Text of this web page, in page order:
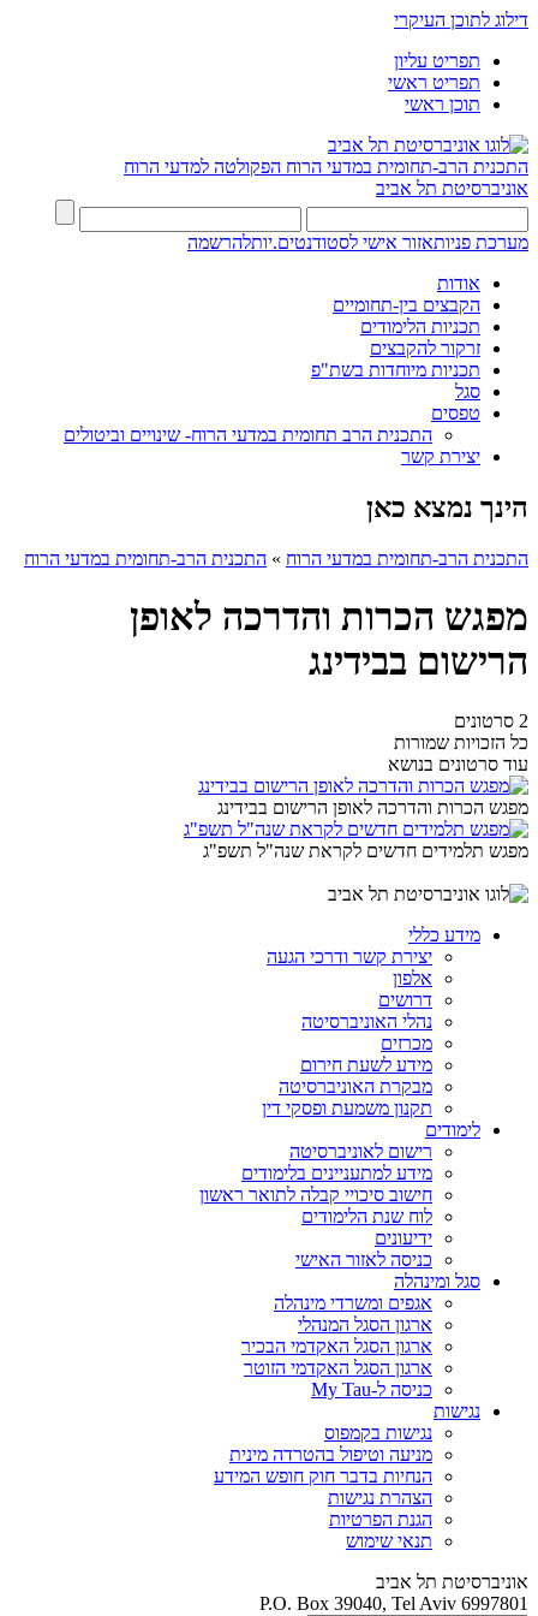
דילוג לתוכן העיקרי
תפריט עליון
תפריט ראשי
תוכן ראשי
התכנית הרב-תחומית במדעי הרוח הפקולטה למדעי הרוח
אוניברסיטת תל אביב
מערכת פניותאזור אישי לסטודנטים.יותלהרשמה
אודות
הקבצים בין-תחומיים
תכניות הלימודים
זרקור להקבצים
תכניות מיוחדות בשת"פ
סגל
טפסים
התכנית הרב תחומית במדעי הרוח- שינויים וביטולים
יצירת קשר
הינך נמצא כאן
התכנית הרב-תחומית במדעי הרוח » התכנית הרב-תחומית במדעי הרוח
מפגש הכרות והדרכה לאופן
הרישום בבידינג
2 סרטונים
כל הזכויות שמורות
עוד סרטונים בנושא
מפגש הכרות והדרכה לאופן הרישום בבידינג
מפגש תלמידים חדשים לקראת שנה"ל תשפ"ג
מידע כללי
יצירת קשר ודרכי הגעה
אלפון
דרושים
נהלי האוניברסיטה
מכרזים
מידע לשעת חירום
מבקרת האוניברסיטה
תקנון משמעת ופסקי דין
לימודים
רישום לאוניברסיטה
מידע למתעניינים בלימודים
חישוב סיכויי קבלה לתואר ראשון
לוח שנת הלימודים
ידיעונים
כניסה לאזור האישי
סגל ומינהלה
אגפים ומשרדי מינהלה
ארגון הסגל המנהלי
ארגון הסגל האקדמי הבכיר
ארגון הסגל האקדמי הזוטר
כניסה ל-My Tau
נגישות
נגישות בקמפוס
מניעה וטיפול בהטרדה מינית
הנחיות בדבר חוק חופש המידע
הצהרת נגישות
הגנת הפרטיות
תנאי שימוש
אוניברסיטת תל אביב
P.O. Box 39040, Tel Aviv 6997801